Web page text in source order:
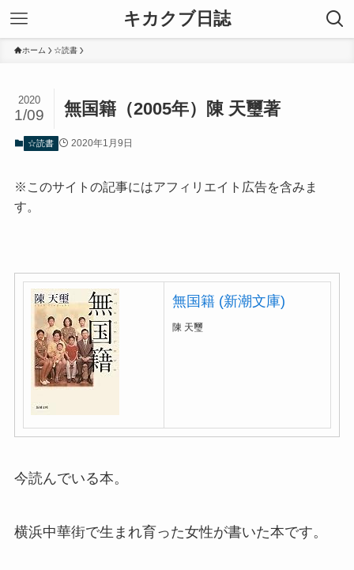
キカクブ日誌
ホーム ☆読書
無国籍（2005年）陳 天璽著
2020
1/09
☆読書 2020年1月9日
※このサイトの記事にはアフィリエイト広告を含みま
す。
無国籍 (新潮文庫)
陳 天璽
今読んでいる本。
横浜中華街で生まれ育った女性が書いた本です。